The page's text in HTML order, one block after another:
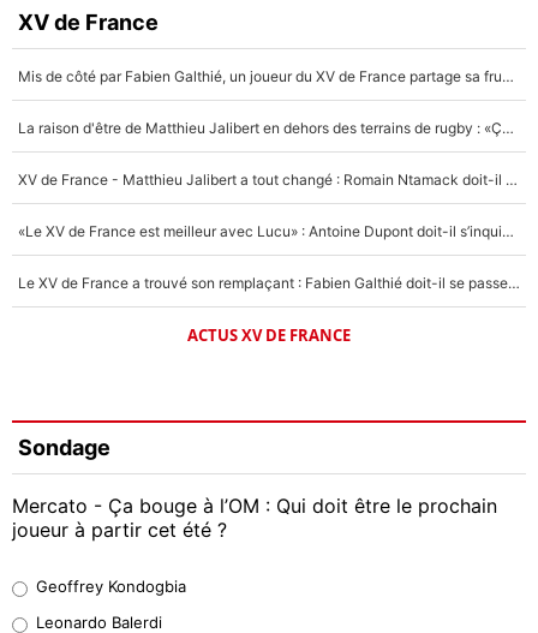
XV de France
Mis de côté par Fabien Galthié, un joueur du XV de France partage sa frustration : «ils ne me l’ont pas dit tout de suite»
La raison d'être de Matthieu Jalibert en dehors des terrains de rugby : «Ça m'atteint autant que si tu touches à un membre de ma famille»
XV de France - Matthieu Jalibert a tout changé : Romain Ntamack doit-il s’inquiéter pour sa place à un an de la Coupe du monde ?
«Le XV de France est meilleur avec Lucu» : Antoine Dupont doit-il s’inquiéter pour sa place ?
Le XV de France a trouvé son remplaçant : Fabien Galthié doit-il se passer d'Antoine Dupont ?
ACTUS XV DE FRANCE
Sondage
Mercato - Ça bouge à l’OM : Qui doit être le prochain
joueur à partir cet été ?
38%
Geoffrey Kondogbia
Leonardo Balerdi